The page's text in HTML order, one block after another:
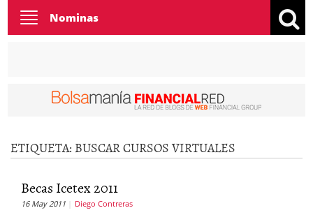
Toggle
navigation
Nominas
ETIQUETA: BUSCAR CURSOS VIRTUALES
Becas Icetex 2011
16 May 2011 Diego Contreras